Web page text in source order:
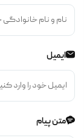
ایمیل
متن پیام